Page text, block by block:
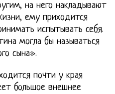
на него накладывают
ему приходится
испытывать себя.
могла бы называться
сына».
почти у края
большое внешнее